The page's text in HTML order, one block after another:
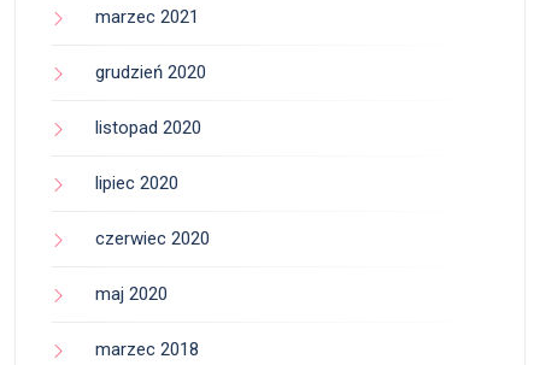
marzec 2021
grudzień 2020
listopad 2020
lipiec 2020
czerwiec 2020
maj 2020
marzec 2018